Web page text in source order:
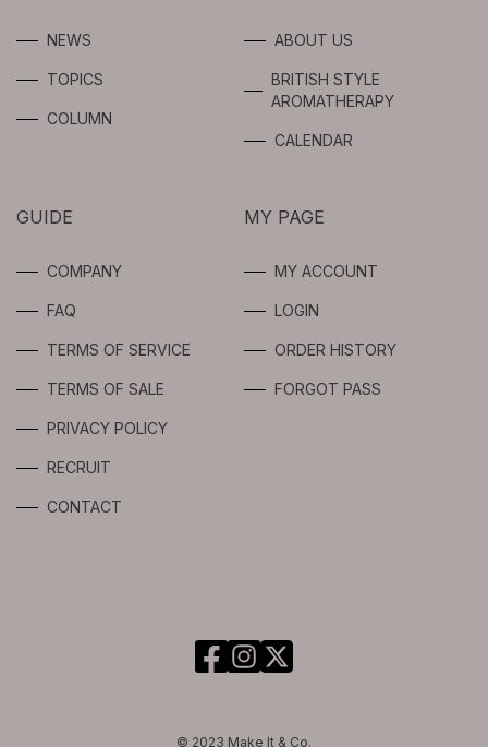
SERUM
GEL / CREAM
SPOTS CARE
SYNERGIES
FOR
USERS
AROMA OIL
FRAGRANCE
NEWS
TOPICS
COLUMN
ABOUT US
BRITISH STYLE
AROMATHERAPY
CALENDAR
GUIDE
COMPANY
FAQ
TERMS OF SERVICE
TERMS OF SALE
PRIVACY POLICY
RECRUIT
CONTACT
MY PAGE
MY ACCOUNT
LOGIN
ORDER HISTORY
FORGOT PASS
© 2023 Make It & Co.